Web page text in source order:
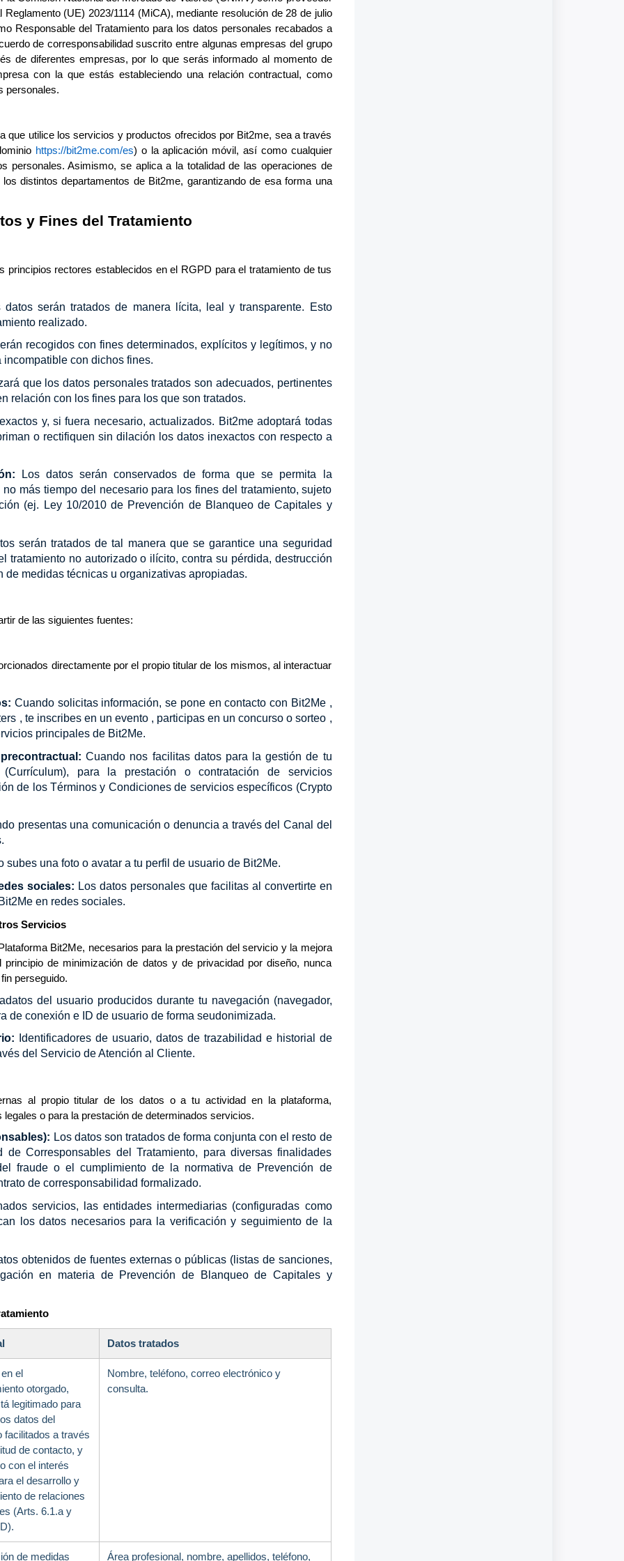
(UE) 2023/1114 (MiCA), mediante resolución de 28 de julio
Responsable del Tratamiento para los datos personales recabados a
de corresponsabilidad suscrito entre algunas empresas del grupo
de diferentes empresas, por lo que serás informado al momento de
con la que estás estableciendo una relación contractual, como
personales.
que utilice los servicios y productos ofrecidos por Bit2me, sea a través
https://bit2me.com/es) o la aplicación móvil, así como cualquier
personales. Asimismo, se aplica a la totalidad de las operaciones de
distintos departamentos de Bit2me, garantizando de esa forma una
y Fines del Tratamiento
principios rectores establecidos en el RGPD para el tratamiento de tus
datos serán tratados de manera lícita, leal y transparente. Esto
realizado.
recogidos con fines determinados, explícitos y legítimos, y no
con dichos fines.
que los datos personales tratados son adecuados, pertinentes
relación con los fines para los que son tratados.
y, si fuera necesario, actualizados. Bit2me adoptará todas
o rectifiquen sin dilación los datos inexactos con respecto a
Los datos serán conservados de forma que se permita la
más tiempo del necesario para los fines del tratamiento, sujeto
(ej. Ley 10/2010 de Prevención de Blanqueo de Capitales y
serán tratados de tal manera que se garantice una seguridad
tratamiento no autorizado o ilícito, contra su pérdida, destrucción
medidas técnicas u organizativas apropiadas.
de las siguientes fuentes:
directamente por el propio titular de los mismos, al interactuar
Cuando solicitas información, se pone en contacto con Bit2Me ,
, te inscribes en un evento , participas en un concurso o sorteo ,
principales de Bit2Me.
Cuando nos facilitas datos para la gestión de tu
para la prestación o contratación de servicios
de los Términos y Condiciones de servicios específicos (Crypto
presentas una comunicación o denuncia a través del Canal del
subes una foto o avatar a tu perfil de usuario de Bit2Me.
sociales: Los datos personales que facilitas al convertirte en
en redes sociales.
Servicios
Bit2Me, necesarios para la prestación del servicio y la mejora
de minimización de datos y de privacidad por diseño, nunca
perseguido.
del usuario producidos durante tu navegación (navegador,
de conexión e ID de usuario de forma seudonimizada.
Identificadores de usuario, datos de trazabilidad e historial de
del Servicio de Atención al Cliente.
al propio titular de los datos o a tu actividad en la plataforma,
o para la prestación de determinados servicios.
Los datos son tratados de forma conjunta con el resto de
Corresponsables del Tratamiento, para diversas finalidades
fraude o el cumplimiento de la normativa de Prevención de
de corresponsabilidad formalizado.
servicios, las entidades intermediarias (configuradas como
los datos necesarios para la verificación y seguimiento de la
obtenidos de fuentes externas o públicas (listas de sanciones,
en materia de Prevención de Blanqueo de Capitales y
Datos tratados
el
otorgado,
legitimado para
datos del
facilitados a través
de contacto, y
con el interés
el desarrollo y
de relaciones
(Arts. 6.1.a y
Nombre, teléfono, correo electrónico y
consulta.
de medidas Área profesional, nombre, apellidos, teléfono,